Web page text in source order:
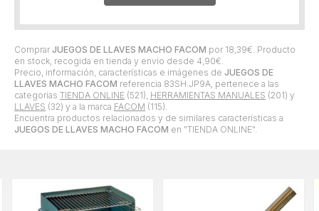
Comprar JUEGOS DE LLAVES MACHO FACOM por 18,39€ . Producto
en stock, recogida en tienda y envío desde 4,90€
Precio, información, características e imágenes de JUEGOS DE
LLAVES MACHO FACOM referencia 83SH.JP9A, pertenece a las
categorías TIENDA ONLINE (521), HERRAMIENTAS MANUALES (201) y
LLAVES (32) y a la marca FACOM (115).
Encuentra productos relacionados y de similares características a
JUEGOS DE LLAVES MACHO FACOM en "TIENDA ONLINE".